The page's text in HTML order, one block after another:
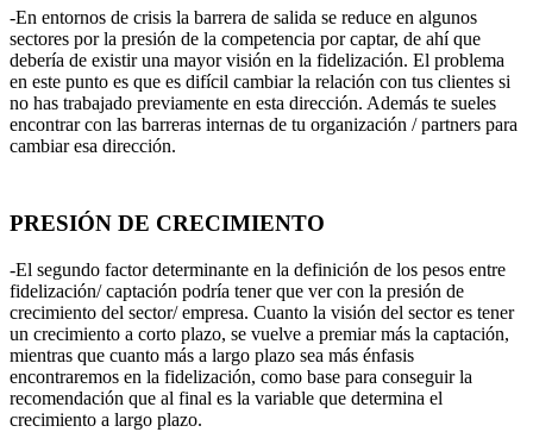
-En entornos de crisis la barrera de salida se reduce en algunos
sectores por la presión de la competencia por captar, de ahí que
debería de existir una mayor visión en la fidelización. El problema
en este punto es que es difícil cambiar la relación con tus clientes si
no has trabajado previamente en esta dirección. Además te sueles
encontrar con las barreras internas de tu organización / partners para
cambiar esa dirección.
PRESIÓN DE CRECIMIENTO
-El segundo factor determinante en la definición de los pesos entre
fidelización/ captación podría tener que ver con la presión de
crecimiento del sector/ empresa. Cuanto la visión del sector es tener
un crecimiento a corto plazo, se vuelve a premiar más la captación,
mientras que cuanto más a largo plazo sea más énfasis
encontraremos en la fidelización, como base para conseguir la
recomendación que al final es la variable que determina el
crecimiento a largo plazo.